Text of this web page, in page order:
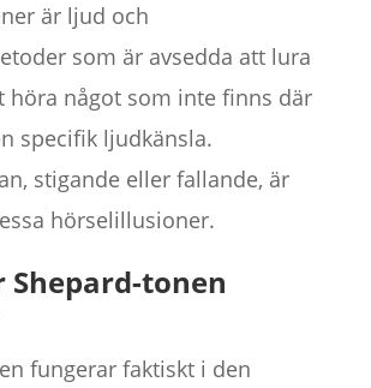
är ljud och
som är avsedda att lura
höra något som inte finns där
specifik ljudkänsla.
stigande eller fallande, är
hörselillusioner.
Shepard-tonen
fungerar faktiskt i den